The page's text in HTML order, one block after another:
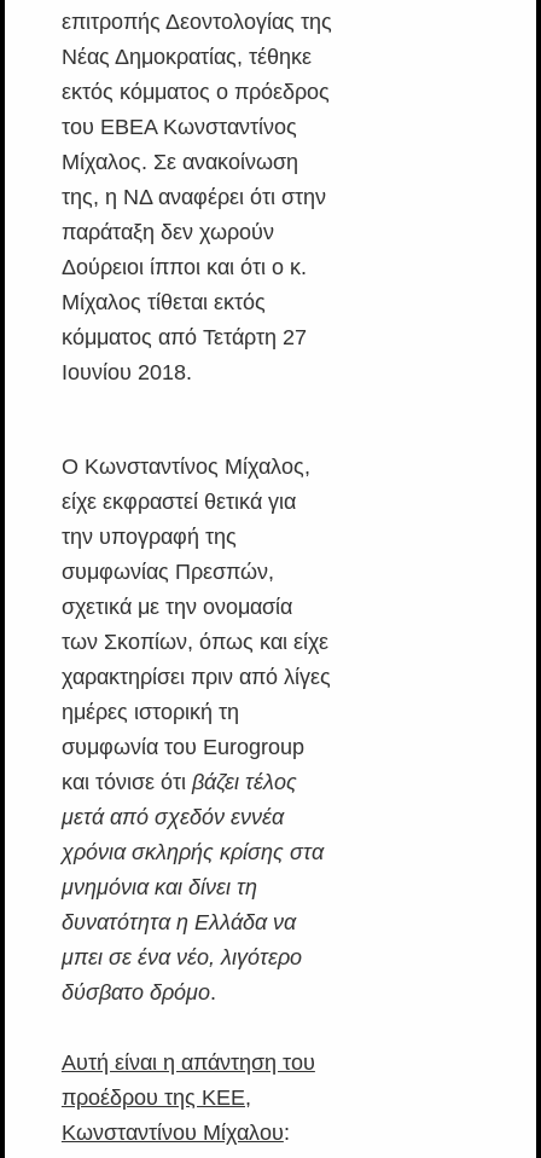
επιτροπής Δεοντολογίας της
Νέας Δημοκρατίας, τέθηκε
εκτός κόμματος ο πρόεδρος
του ΕΒΕΑ Κωνσταντίνος
Μίχαλος. Σε ανακοίνωση
της, η ΝΔ αναφέρει ότι στην
παράταξη δεν χωρούν
Δούρειοι ίπποι και ότι ο κ.
Μίχαλος τίθεται εκτός
κόμματος από Τετάρτη 27
Ιουνίου 2018.
Ο Κωνσταντίνος Μίχαλος,
είχε εκφραστεί θετικά για
την υπογραφή της
συμφωνίας Πρεσπών,
σχετικά με την ονομασία
των Σκοπίων, όπως και είχε
χαρακτηρίσει πριν από λίγες
ημέρες ιστορική τη
συμφωνία του Eurogroup
και τόνισε ότι βάζει τέλος
μετά από σχεδόν εννέα
χρόνια σκληρής κρίσης στα
μνημόνια και δίνει τη
δυνατότητα η Ελλάδα να
μπει σε ένα νέο, λιγότερο
δύσβατο δρόμο.
Αυτή είναι η απάντηση του
προέδρου της ΚΕΕ,
Κωνσταντίνου Μίχαλου: